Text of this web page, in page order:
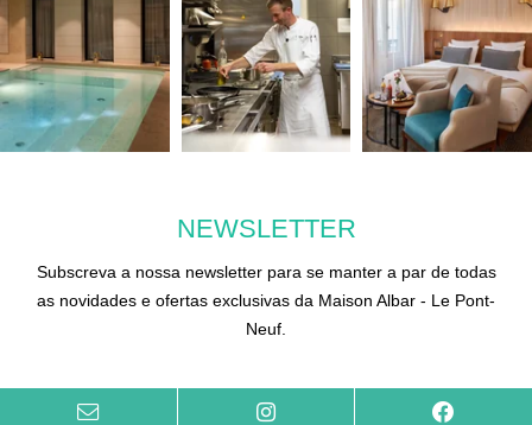
CENTRE POMPIDOU
NOTRE-DAME-DE-PARIS
NEWSLETTER
Subscreva a nossa newsletter para se manter a par de todas
as novidades e ofertas exclusivas da Maison Albar - Le Pont-
Neuf.